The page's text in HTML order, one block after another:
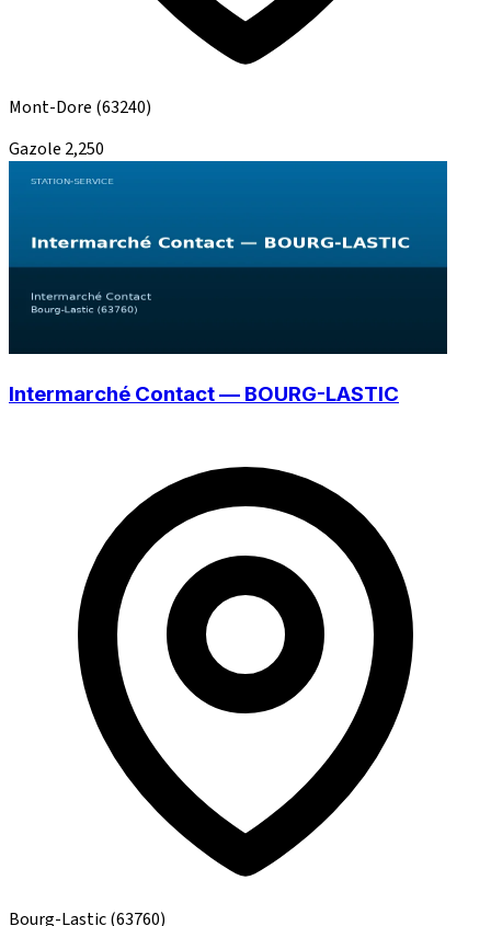
Mont-Dore (63240)
Gazole 2,250
Intermarché Contact — BOURG-LASTIC
Bourg-Lastic(63760)